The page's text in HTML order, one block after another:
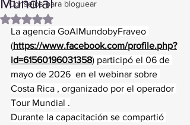
Consejos para bloguear
Obtuvo NaN de 5 estrellas.
La agencia GoAlMundobyFraveo
(https://www.facebook.com/profile.php?
id=61560196031358) participó el 06 de
mayo de 2026  en el webinar sobre
Costa Rica , organizado por el operador
Tour Mundial .
Durante la capacitación se compartió